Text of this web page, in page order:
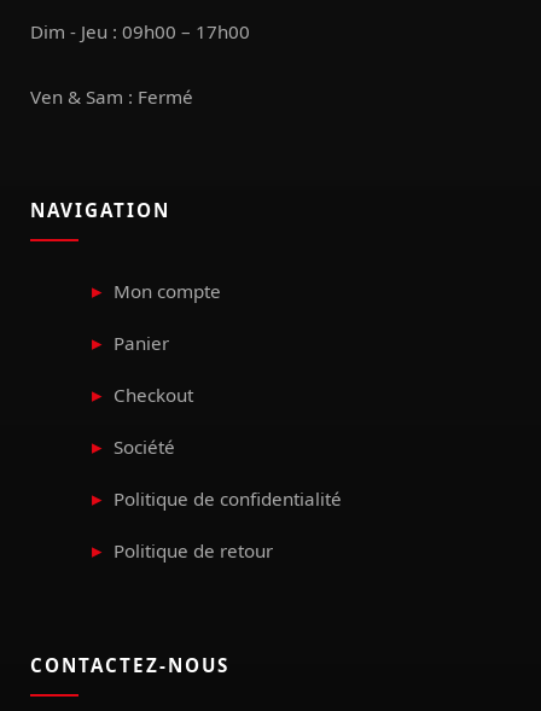
Dim - Jeu : 09h00 – 17h00
Ven & Sam : Fermé
NAVIGATION
Mon compte
Panier
Checkout
Société
Politique de confidentialité
Politique de retour
CONTACTEZ-NOUS